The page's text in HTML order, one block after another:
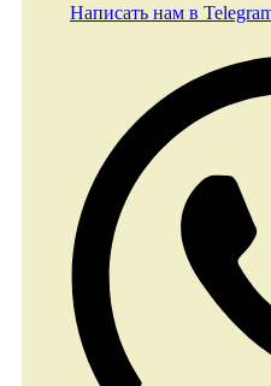
Написать нам в